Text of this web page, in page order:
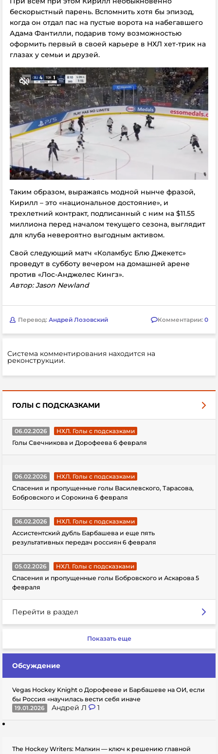
бескорыстный парень. Вспомнить хотя бы эпизод,
когда он отдал пас на пустые ворота на набегавшего
Адама Фантилли, подарив тому возможностью
оформить первый в своей карьере в НХЛ хет-трик на
глазах у семьи и друзей.
Таким образом, выражаясь модной нынче фразой,
Кирилл – это «национальное достояние», и
трехлетний контракт, подписанный с ним на $11.55
миллиона перед началом текущего сезона, выглядит
для клуба невероятно выгодным активом.
Свой следующий матч «Коламбус Блю Джекетс»
проведут в субботу вечером на домашней арене
против «Лос-Анджелес Кингз».
Автор: Jason Newland
Перевод: Андрей Лозовский Комментарии: 0
Система комментирования находится на
реконструкции.
ГОЛЫ С ПОДСКАЗКАМИ
06.02.2026
НХЛ. Голы с подсказками
Голы Свечникова и Дорофеева 6 февраля
06.02.2026
НХЛ. Голы с подсказками
Спасения и пропущенные голы Василевского, Тарасова,
Бобровского и Сорокина 6 февраля
06.02.2026
НХЛ. Голы с подсказками
Ассистентский дубль Барбашева и еще пять
результативных передач россиян 6 февраля
05.02.2026
НХЛ. Голы с подсказками
Спасения и пропущенные голы Бобровского и Аскарова 5
февраля
Перейти в раздел
Показать еще
Обсуждение
Vegas Hockey Knight о Дорофееве и Барбашеве на ОИ, если
бы Россия «научилась вести себя иначе
19.01.2026
Андрей Л 1
The Hockey Writers: Малкин — ключ к решению главной